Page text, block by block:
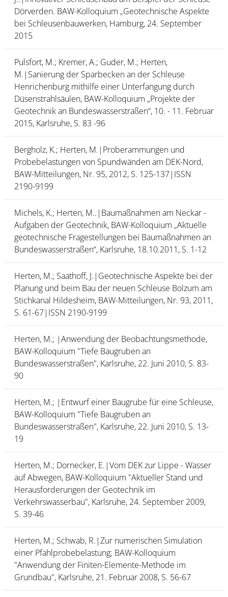
Dörverden. BAW-Kolloquium „Geotechnische Aspekte
bei Schleusenbauwerken, Hamburg, 24. September
2015
Pulsfort, M.; Kremer, A.; Guder, M.; Herten,
M.|Sanierung der Sparbecken an der Schleuse
Henrichenburg mithilfe einer Unterfangung durch
Düsenstrahlsäulen, BAW-Kolloquium „Projekte der
Geotechnik an Bundeswasserstraßen“, 10. - 11. Februar
2015, Karlsruhe, S. 83 -96
Bergholz, K.; Herten, M.|Proberammungen und
Probebelastungen von Spundwänden am DEK-Nord,
BAW-Mitteilungen, Nr. 95, 2012, S. 125-137|ISSN
2190-9199
Michels, K.; Herten, M..|Baumaßnahmen am Neckar -
Aufgaben der Geotechnik, BAW-Kolloquium „Aktuelle
geotechnische Fragestellungen bei Baumaßnahmen an
Bundeswasserstraßen“, Karlsruhe, 18.10.2011, S. 1-12
Herten, M.; Saathoff, J.|Geotechnische Aspekte bei der
Planung und beim Bau der neuen Schleuse Bolzum am
Stichkanal Hildesheim, BAW-Mitteilungen, Nr. 93, 2011,
S. 61-67|ISSN 2190-9199
Herten, M.; |Anwendung der Beobachtungsmethode,
BAW-Kolloquium "Tiefe Baugruben an
Bundeswasserstraßen", Karlsruhe, 22. Juni 2010, S. 83-
90
Herten, M.; |Entwurf einer Baugrube für eine Schleuse,
BAW-Kolloquium "Tiefe Baugruben an
Bundeswasserstraßen", Karlsruhe, 22. Juni 2010, S. 13-
19
Herten, M.; Dornecker, E.|Vom DEK zur Lippe - Wasser
auf Abwegen, BAW-Kolloquium "Aktueller Stand und
Herausforderungen der Geotechnik im
Verkehrswasserbau", Karlsruhe, 24. September 2009,
S. 39-46
Herten, M.; Schwab, R.|Zur numerischen Simulation
einer Pfahlprobebelastung; BAW-Kolloquium
"Anwendung der Finiten-Elemente-Methode im
Grundbau", Karlsruhe, 21. Februar 2008, S. 56-67